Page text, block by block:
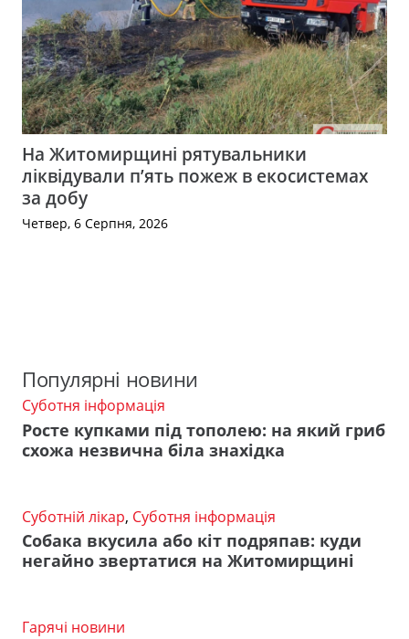
На Житомирщині рятувальники
ліквідували п’ять пожеж в екосистемах
за добу
Четвер, 6 Серпня, 2026
Популярні новини
Суботня інформація
Росте купками під тополею: на який гриб
схожа незвична біла знахідка
Суботній лікар, Суботня інформація
Собака вкусила або кіт подряпав: куди
негайно звертатися на Житомирщині
Гарячі новини